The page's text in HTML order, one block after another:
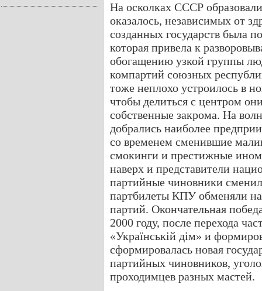
На осколках СССР
оказалось, независимых от
созданных государств была
которая привела к
обогащению узкой группы
компартий союзных
тоже неплохо устроилось в
чтобы делиться с центром
собственные закрома. На
добрались наиболее
со временем сменившие
смокинги и престижные
наверх и представители
партийные чиновники
партбилеты КПУ обменяли
партий. Окончательная
2000 году, после перехода
«Українській дім» и
сформировалась новая
партийных чиновников,
проходимцев разных мастей.